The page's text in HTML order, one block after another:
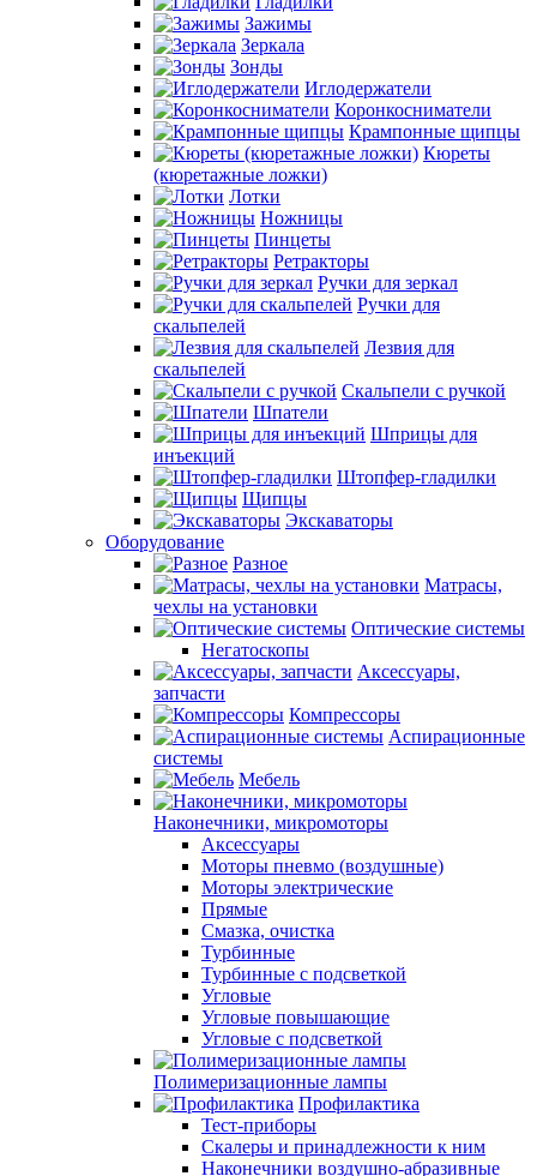
Зажимы
Зеркала
Зонды
Иглодержатели
Коронкосниматели
Крампонные щипцы
Кюреты
(кюретажные ложки)
Лотки
Ножницы
Пинцеты
Ретракторы
Ручки для зеркал
Ручки для
скальпелей
Лезвия для
скальпелей
Скальпели с ручкой
Шпатели
Шприцы для
инъекций
Штопфер-гладилки
Щипцы
Экскаваторы
Оборудование
Разное
Матрасы,
чехлы на установки
Оптические системы
Негатоскопы
Аксессуары,
запчасти
Компрессоры
Аспирационные
системы
Мебель
Наконечники, микромоторы
Аксессуары
Моторы пневмо (воздушные)
Моторы электрические
Прямые
Смазка, очистка
Турбинные
Турбинные с подсветкой
Угловые
Угловые повышающие
Угловые с подсветкой
Полимеризационные лампы
Профилактика
Тест-приборы
Скалеры и принадлежности к ним
Наконечники воздушно-абразивные